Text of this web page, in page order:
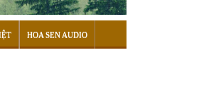
HOA SEN AUDIO